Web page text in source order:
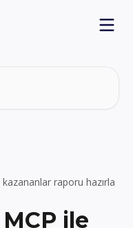
raporu hazırla
ile